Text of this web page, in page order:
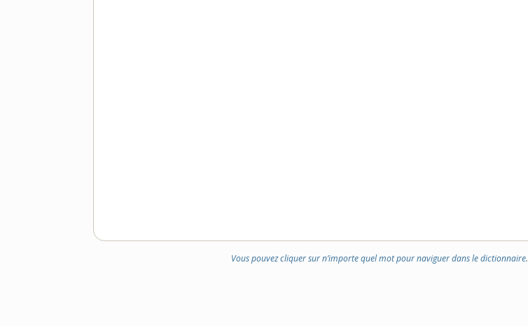
Vous pouvez cliquer sur n’importe quel mot pour naviguer dans le dictionnaire.